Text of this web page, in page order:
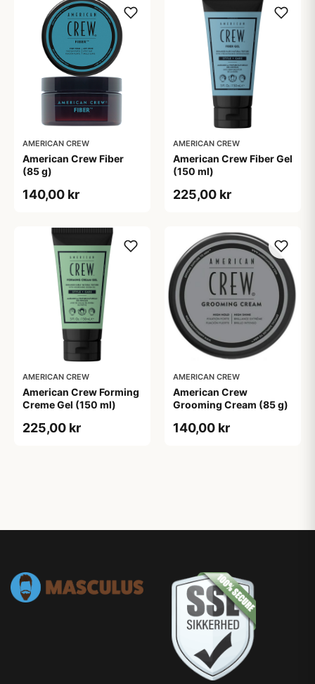
AMERICAN CREW
American Crew Fiber
(85 g)
140,00 kr
AMERICAN CREW
American Crew Fiber Gel
(150 ml)
225,00 kr
AMERICAN CREW
American Crew Forming
Creme Gel (150 ml)
225,00 kr
AMERICAN CREW
American Crew
Grooming Cream (85 g)
140,00 kr